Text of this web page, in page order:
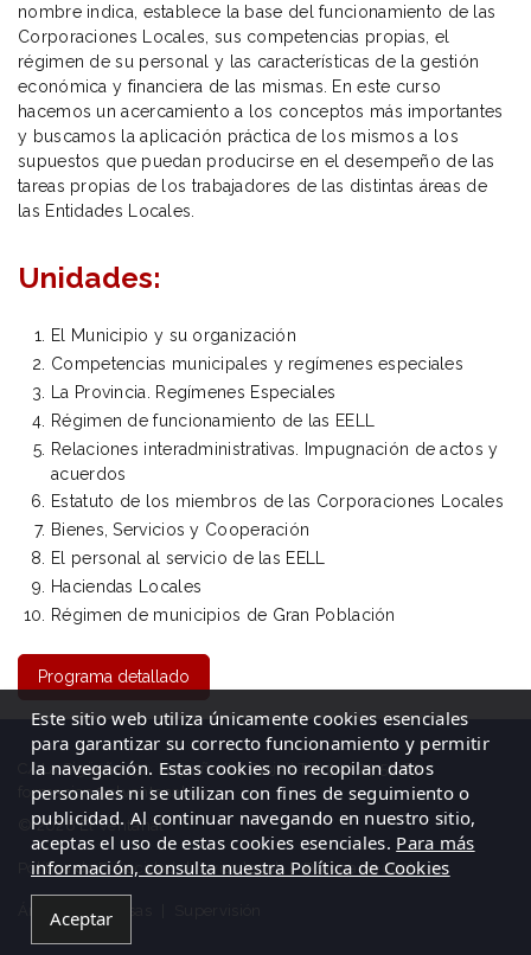
nombre indica, establece la base del funcionamiento de las
Corporaciones Locales, sus competencias propias, el
régimen de su personal y las características de la gestión
económica y financiera de las mismas. En este curso
hacemos un acercamiento a los conceptos más importantes
y buscamos la aplicación práctica de los mismos a los
supuestos que puedan producirse en el desempeño de las
tareas propias de los trabajadores de las distintas áreas de
las Entidades Locales.
Unidades:
El Municipio y su organización
Competencias municipales y regímenes especiales
La Provincia. Regímenes Especiales
Régimen de funcionamiento de las EELL
Relaciones interadministrativas. Impugnación de actos y
acuerdos
Estatuto de los miembros de las Corporaciones Locales
Bienes, Servicios y Cooperación
El personal al servicio de las EELL
Haciendas Locales
Régimen de municipios de Gran Población
Programa detallado
C/ La Cigüeña, 50, Logroño (La Rioja)| Tel: 941 23 59 65
formacion@elventanal.es
© 2026 El Ventanal
Política de Privacidad | Aviso legal | Política de cookies
Área de empresas
Este sitio web utiliza únicamente cookies esenciales
para garantizar su correcto funcionamiento y permitir
la navegación. Estas cookies no recopilan datos
personales ni se utilizan con fines de seguimiento o
publicidad. Al continuar navegando en nuestro sitio,
aceptas el uso de estas cookies esenciales. Para más
información, consulta nuestra Política de Cookies
Aceptar